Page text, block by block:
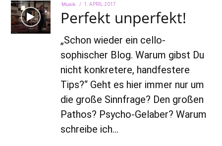
Musik
POSTED
ON
1. APRIL 2017
2022
Perfekt unperfekt!
„Schon wieder ein cello-
sophischer Blog. Warum gibst Du
nicht konkretere, handfestere
Tips?“ Geht es hier immer nur um
die große Sinnfrage? Den großen
Pathos? Psycho-Gelaber? Warum
schreibe ich…